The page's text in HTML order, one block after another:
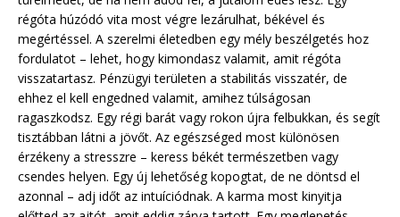
régóta húzódó vita most végre lezárulhat, békével és
megértéssel. A szerelmi életedben egy mély beszélgetés hoz
fordulatot – lehet, hogy kimondasz valamit, amit régóta
visszatartasz. Pénzügyi területen a stabilitás visszatér, de
ehhez el kell engedned valamit, amihez túlságosan
ragaszkodsz. Egy régi barát vagy rokon újra felbukkan, és segít
tisztábban látni a jövőt. Az egészséged most különösen
érzékeny a stresszre – keress békét természetben vagy
csendes helyen. Egy új lehetőség kopogtat, de ne döntsd el
azonnal – adj időt az intuíciódnak. A karma most kinyitja